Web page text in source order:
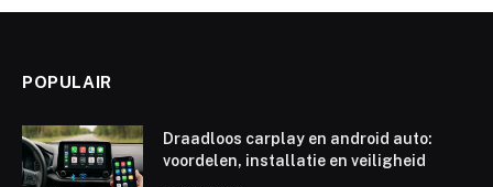
POPULAIR
Draadloos carplay en android auto:
voordelen, installatie en veiligheid